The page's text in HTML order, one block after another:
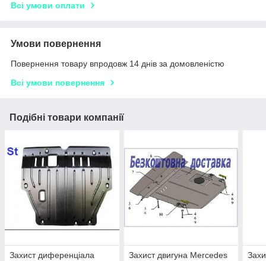
Всі умови оплати
Умови повернення
Повернення товару впродовж 14 днів за домовленістю
Всі умови повернення
Подібні товари компанії
Захист диференціала
Захист двигуна Mercedes